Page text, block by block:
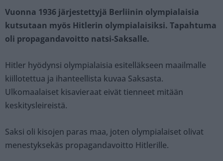
Vuonna 1936 järjestettyjä Berliinin olympialaisia
kutsutaan myös Hitlerin olympialaisiksi. Tapahtuma
oli propagandavoitto natsi-Saksalle.
Hitler hyödynsi olympialaisia esitelläkseen maailmalle
kiillotettua ja ihanteellista kuvaa Saksasta.
Ulkomaalaiset kisavieraat eivät tienneet mitään
keskitysleireistä.
Saksi oli kisojen paras maa, joten olympialaiset olivat
menestyksekäs propagandavoitto Hitlerille.